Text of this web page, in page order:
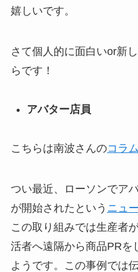
嬉しいです。
さて個人的に面白いor新
らです！
アバター店員
こちらは南波さんのコラム
つい最近、ローソンでア
が開始されたという ニュ
この取り組みでは生産者
活者へ遠隔から商品PRを
ようです。この事例では